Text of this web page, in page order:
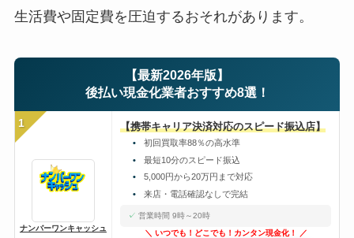
生活費や固定費を圧迫するおそれがあります。
【最新2026年版】
後払い現金化業者おすすめ8選！
1
ナンバーワンキャッシュ
【携帯キャリア決済対応のスピード振込店】
初回買取率88％の高水準
最短10分のスピード振込
5,000円から20万円まで対応
来店・電話確認なしで完結
営業時間 9時～20時
いつでも！どこでも！カンタン現金化！